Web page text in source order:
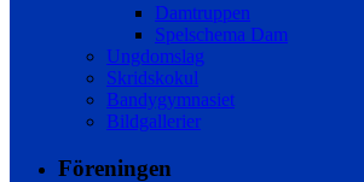
Damtruppen
Spelschema Dam
Ungdomslag
Skridskokul
Bandygymnasiet
Bildgallerier
Föreningen